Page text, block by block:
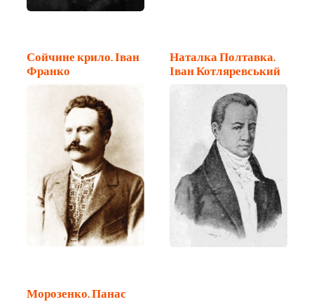
Сойчине крило. Іван
Франко
Наталка Полтавка.
Іван Котляревський
Морозенко. Панас